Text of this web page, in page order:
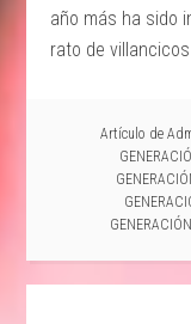
año más ha sido
rato de
Artículo de